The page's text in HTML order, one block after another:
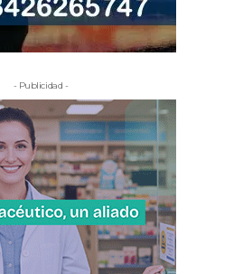
- Publicidad -